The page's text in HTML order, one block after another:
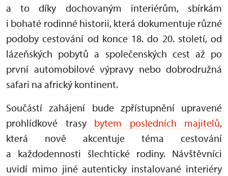
a to díky dochovaným interiérům, sbírkám
i bohaté rodinné historii, která dokumentuje různé
podoby cestování od konce 18. do 20. století, od
lázeňských pobytů a společenských cest až po
první automobilové výpravy nebo dobrodružná
safari na africký kontinent.
Součástí zahájení bude zpřístupnění upravené
prohlídkové trasy bytem posledních majitelů,
která nově akcentuje téma cestování
a každodennosti šlechtické rodiny. Návštěvníci
uvidí mimo jiné autenticky instalované interiéry